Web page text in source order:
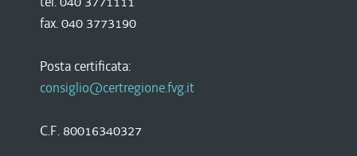
fax. 040 3773190
Posta certificata:
consiglio@certregione.fvg.it
C.F. 80016340327